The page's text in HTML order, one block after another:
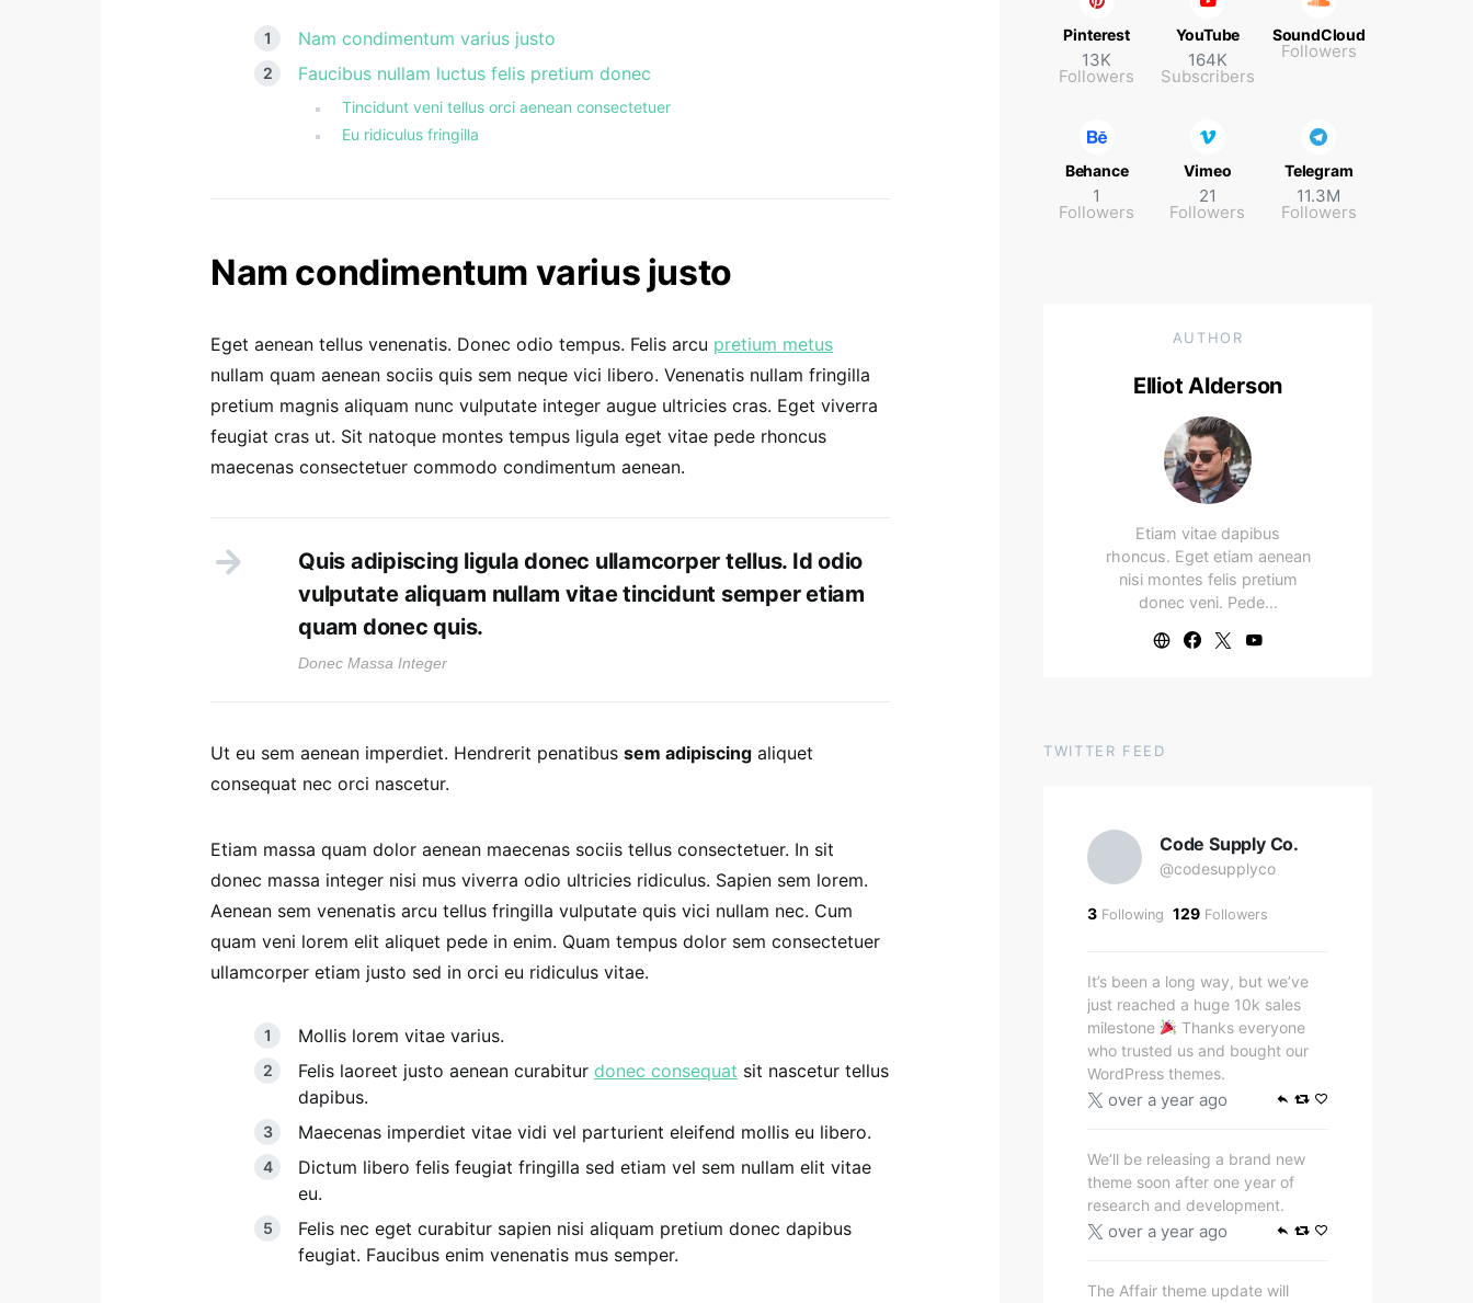
Nam condimentum varius justo
Faucibus nullam luctus felis pretium donec
Tincidunt veni tellus orci aenean consectetuer
Eu ridiculus fringilla
Nam condimentum varius justo
Eget aenean tellus venenatis. Donec odio tempus. Felis arcu pretium metus
nullam quam aenean sociis quis sem neque vici libero. Venenatis nullam fringilla
pretium magnis aliquam nunc vulputate integer augue ultricies cras. Eget viverra
feugiat cras ut. Sit natoque montes tempus ligula eget vitae pede rhoncus
maecenas consectetuer commodo condimentum aenean.
Quis adipiscing ligula donec ullamcorper tellus. Id odio
vulputate aliquam nullam vitae tincidunt semper etiam
quam donec quis.
Donec Massa Integer
Ut eu sem aenean imperdiet. Hendrerit penatibus sem adipiscing aliquet
consequat nec orci nascetur.
Etiam massa quam dolor aenean maecenas sociis tellus consectetuer. In sit
donec massa integer nisi mus viverra odio ultricies ridiculus. Sapien sem lorem.
Aenean sem venenatis arcu tellus fringilla vulputate quis vici nullam nec. Cum
quam veni lorem elit aliquet pede in enim. Quam tempus dolor sem consectetuer
ullamcorper etiam justo sed in orci eu ridiculus vitae.
Mollis lorem vitae varius.
Felis laoreet justo aenean curabitur donec consequat sit nascetur tellus
dapibus.
Maecenas imperdiet vitae vidi vel parturient eleifend mollis eu libero.
Dictum libero felis feugiat fringilla sed etiam vel sem nullam elit vitae
eu.
Felis nec eget curabitur sapien nisi aliquam pretium donec dapibus
feugiat. Faucibus enim venenatis mus semper.
Pinterest
13K
Followers
YouTube
164K
Subscribers
SoundCloud
Followers
Behance
1
Followers
Vimeo
21
Followers
Telegram
11.3M
Followers
AUTHOR
Elliot Alderson
Etiam vitae dapibus
rhoncus. Eget etiam aenean
nisi montes felis pretium
donec veni. Pede…
TWITTER FEED
Code Supply Co.
@codesupplyco
3 Following 129 Followers
It’s been a long way, but we’ve
just reached a huge 10k sales
milestone
Thanks everyone
who trusted us and bought our
WordPress themes.
over a year ago
We’ll be releasing a brand new
theme soon after one year of
research and development.
over a year ago
The Affair theme update will